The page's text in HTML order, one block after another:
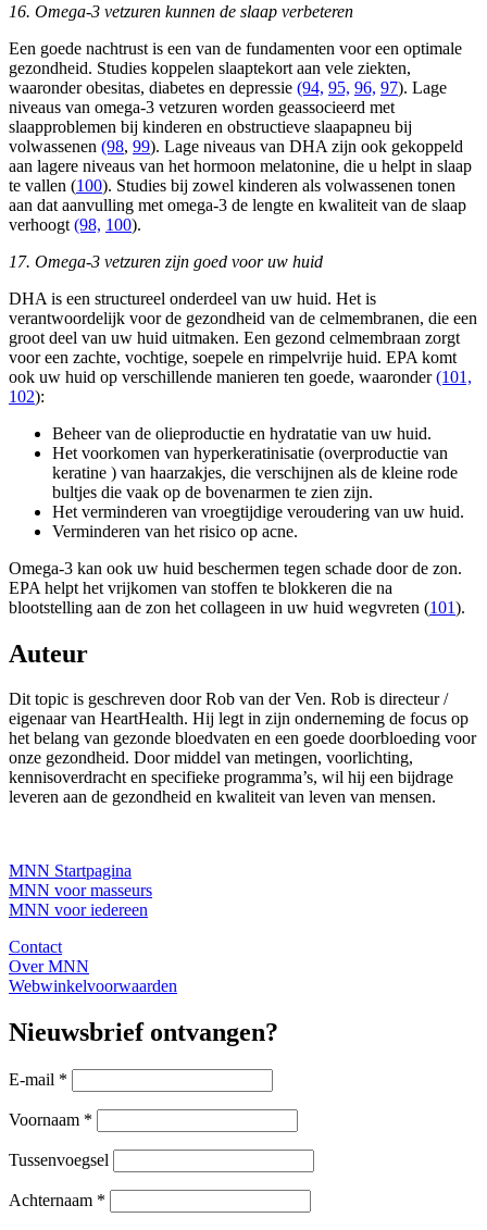
16. Omega-3 vetzuren kunnen de slaap verbeteren
Een goede nachtrust is een van de fundamenten voor een optimale
gezondheid. Studies koppelen slaaptekort aan vele ziekten,
waaronder obesitas, diabetes en depressie (94, 95, 96, 97). Lage
niveaus van omega-3 vetzuren worden geassocieerd met
slaapproblemen bij kinderen en obstructieve slaapapneu bij
volwassenen (98, 99). Lage niveaus van DHA zijn ook gekoppeld
aan lagere niveaus van het hormoon melatonine, die u helpt in slaap
te vallen (100). Studies bij zowel kinderen als volwassenen tonen
aan dat aanvulling met omega-3 de lengte en kwaliteit van de slaap
verhoogt (98, 100).
17. Omega-3 vetzuren zijn goed voor uw huid
DHA is een structureel onderdeel van uw huid. Het is
verantwoordelijk voor de gezondheid van de celmembranen, die een
groot deel van uw huid uitmaken. Een gezond celmembraan zorgt
voor een zachte, vochtige, soepele en rimpelvrije huid. EPA komt
ook uw huid op verschillende manieren ten goede, waaronder(101,
102):
Beheer van de olieproductie en hydratatie van uw huid.
Het voorkomen van hyperkeratinisatie (overproductie van
keratine ) van haarzakjes, die verschijnen als de kleine rode
bultjes die vaak op de bovenarmen te zien zijn.
Het verminderen van vroegtijdige veroudering van uw huid.
Verminderen van het risico op acne.
Omega-3 kan ook uw huid beschermen tegen schade door de zon.
EPA helpt het vrijkomen van stoffen te blokkeren die na
blootstelling aan de zon het collageen in uw huid wegvreten (101).
Auteur
Dit topic is geschreven door Rob van der Ven. Rob is directeur /
eigenaar van HeartHealth. Hij legt in zijn onderneming de focus op
het belang van gezonde bloedvaten en een goede doorbloeding voor
onze gezondheid. Door middel van metingen, voorlichting,
kennisoverdracht en specifieke programma’s, wil hij een bijdrage
leveren aan de gezondheid en kwaliteit van leven van mensen.
MNN Startpagina
MNN voor masseurs
MNN voor iedereen
Contact
Over MNN
Webwinkelvoorwaarden
Nieuwsbrief ontvangen?
E-mail *
Voornaam *
Tussenvoegsel
Achternaam *